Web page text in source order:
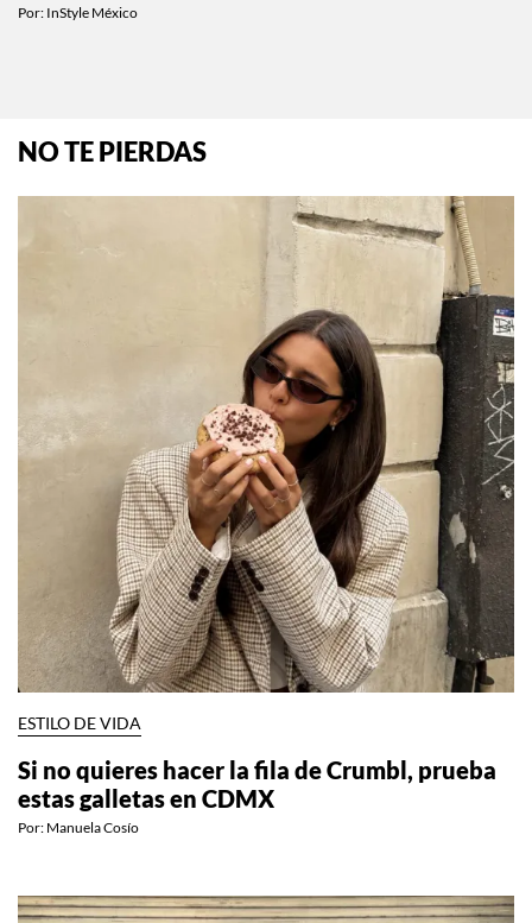
Por: InStyle México
NO TE PIERDAS
ESTILO DE VIDA
Si no quieres hacer la fila de Crumbl, prueba
estas galletas en CDMX
Por: Manuela Cosío